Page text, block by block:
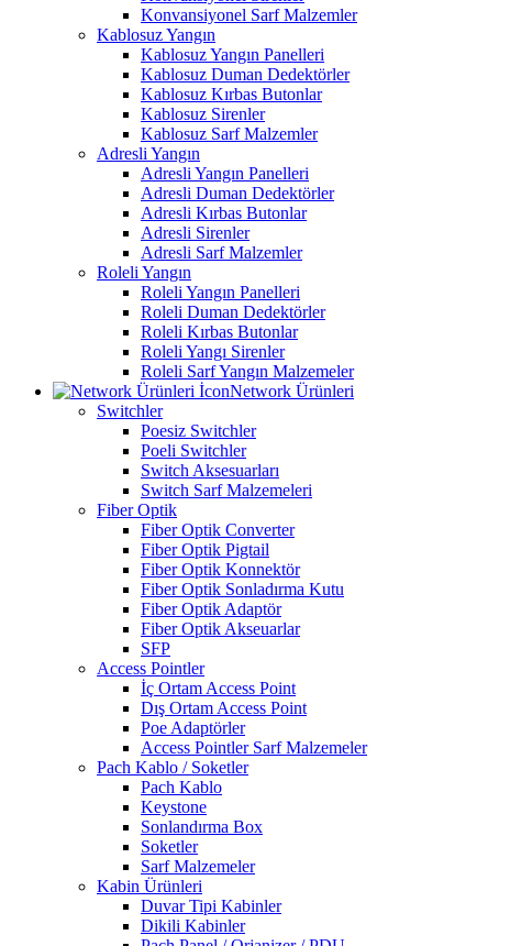
Konvansiyonel Sarf Malzemler
Kablosuz Yangın
Kablosuz Yangın Panelleri
Kablosuz Duman Dedektörler
Kablosuz Kırbas Butonlar
Kablosuz Sirenler
Kablosuz Sarf Malzemler
Adresli Yangın
Adresli Yangın Panelleri
Adresli Duman Dedektörler
Adresli Kırbas Butonlar
Adresli Sirenler
Adresli Sarf Malzemler
Roleli Yangın
Roleli Yangın Panelleri
Roleli Duman Dedektörler
Roleli Kırbas Butonlar
Roleli Yangı Sirenler
Roleli Sarf Yangın Malzemeler
Network Ürünleri
Switchler
Poesiz Switchler
Poeli Switchler
Switch Aksesuarları
Switch Sarf Malzemeleri
Fiber Optik
Fiber Optik Converter
Fiber Optik Pigtail
Fiber Optik Konnektör
Fiber Optik Sonladırma Kutu
Fiber Optik Adaptör
Fiber Optik Akseuarlar
SFP
Access Pointler
İç Ortam Access Point
Dış Ortam Access Point
Poe Adaptörler
Access Pointler Sarf Malzemeler
Pach Kablo / Soketler
Pach Kablo
Keystone
Sonlandırma Box
Soketler
Sarf Malzemeler
Kabin Ürünleri
Duvar Tipi Kabinler
Dikili Kabinler